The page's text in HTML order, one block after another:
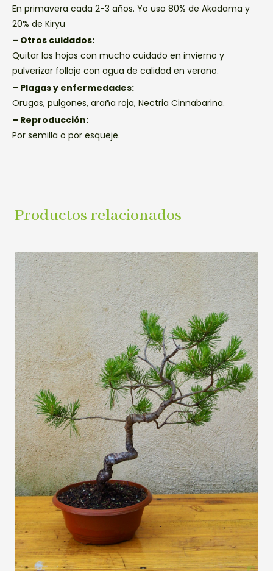
En primavera cada 2-3 años. Yo uso 80% de Akadama y
20% de Kiryu
– Otros cuidados:
Quitar las hojas con mucho cuidado en invierno y
pulverizar follaje con agua de calidad en verano.
– Plagas y enfermedades:
Orugas, pulgones, araña roja, Nectria Cinnabarina.
– Reproducción:
Por semilla o por esqueje.
Productos relacionados